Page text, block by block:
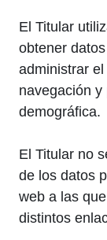
El Titular
obtener
administrar
navegación y
demográfica.
El Titular no
de los datos
web a las
distintos